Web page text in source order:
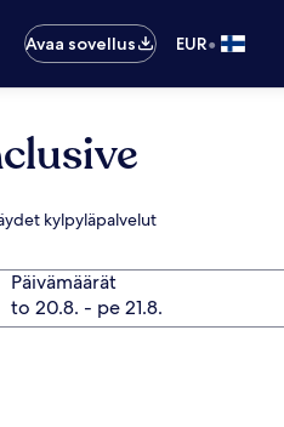
Avaa sovellus
EUR•
kylpyläpalvelut
Päivämäärät